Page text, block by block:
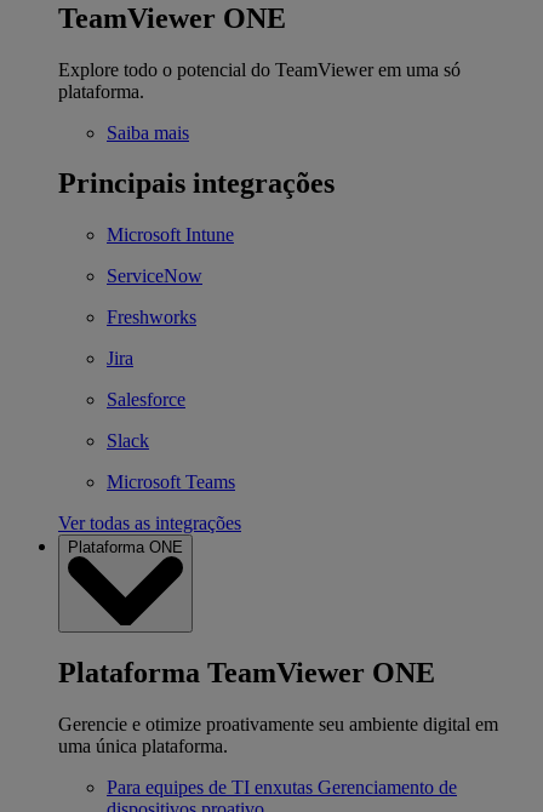
TeamViewer ONE
Explore todo o potencial do TeamViewer em uma só
plataforma.
Saiba mais
Principais integrações
Microsoft Intune
ServiceNow
Freshworks
Jira
Salesforce
Slack
Microsoft Teams
Ver todas as integrações
Plataforma ONE
Plataforma TeamViewer ONE
Gerencie e otimize proativamente seu ambiente digital em
uma única plataforma.
Para equipes de TI enxutas Gerenciamento de